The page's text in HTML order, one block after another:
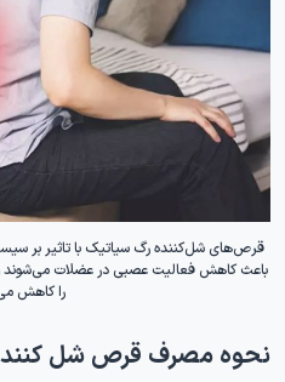
قرص‌های شل‌کننده رگ سیاتیک با تاثیر بر
باعث کاهش فعالیت عصبی در عضلات می‌شوند
را کاهش
نحوه مصرف قرص شل